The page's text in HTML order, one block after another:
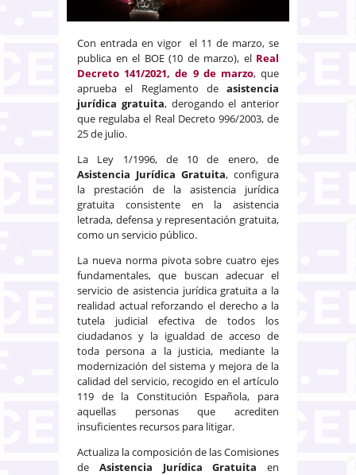
Con entrada en vigor el 11 de marzo, se
publica en el BOE (10 de marzo), el Real
Decreto 141/2021, de 9 de marzo, que
aprueba el Reglamento de asistencia
jurídica gratuita, derogando el anterior
que regulaba el Real Decreto 996/2003, de
25 de julio.
La Ley 1/1996, de 10 de enero, de
Asistencia Jurídica Gratuita, configura
la prestación de la asistencia jurídica
gratuita consistente en la asistencia
letrada, defensa y representación gratuita,
como un servicio público.
La nueva norma pivota sobre cuatro ejes
fundamentales, que buscan adecuar el
servicio de asistencia jurídica gratuita a la
realidad actual reforzando el derecho a la
tutela judicial efectiva de todos los
ciudadanos y la igualdad de acceso de
toda persona a la justicia, mediante la
modernización del sistema y mejora de la
calidad del servicio, recogido en el artículo
119 de la Constitución Española, para
aquellas personas que acrediten
insuficientes recursos para litigar.
Actualiza la composición de las Comisiones
de Asistencia Jurídica Gratuita en